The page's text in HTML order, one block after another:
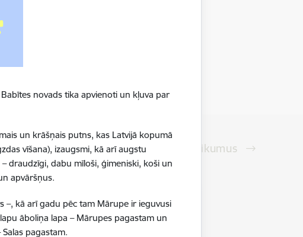
novads tika apvienoti un kļuva par
un krāšņais putns, kas Latvijā kopumā
vīšana), izaugsmi, kā arī augstu
draudzīgi, dabu mīloši, ģimeniski, koši un
apvāršņus.
–, kā arī gadu pēc tam Mārupe ir ieguvusi
āboliņa lapa – Mārupes pagastam un
pagastam.
Skatīt visus notikumus
Piņķu multifunkcionālais stadions (Jūrmalas iela
17, Piņķi, Babītes pag.)